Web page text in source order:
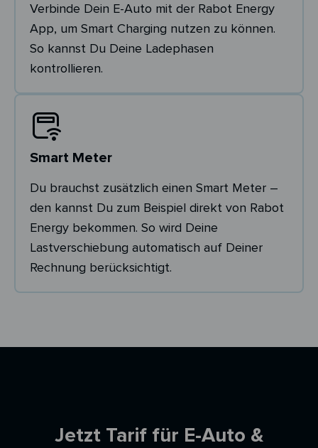
Verbinde Dein E-Auto mit der Rabot Energy
App, um Smart Charging nutzen zu können.
So kannst Du Deine Ladephasen
kontrollieren.
Smart Meter
Du brauchst zusätzlich einen Smart Meter –
den kannst Du zum Beispiel direkt von Rabot
Energy bekommen. So wird Deine
Lastverschiebung automatisch auf Deiner
Rechnung berücksichtigt.
Jetzt Tarif für E-Auto &